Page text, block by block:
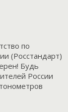
по
(Росстандарт)
Будь
России